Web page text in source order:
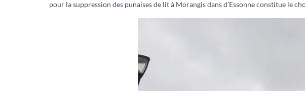
pour la suppression des punaises de lit à Morangis dans d’Essonne constitue le